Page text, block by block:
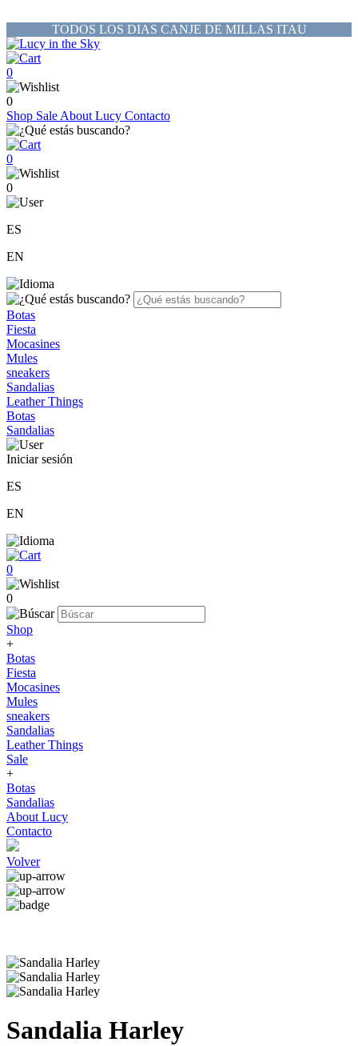
TODOS LOS DIAS CANJE DE MILLAS ITAU
0
0
Shop Sale About Lucy Contacto
0
0
ES
EN
Botas
Fiesta
Mocasines
Mules
sneakers
Sandalias
Leather Things
Botas
Sandalias
Iniciar sesión
ES
EN
0
0
Shop
+
Botas
Fiesta
Mocasines
Mules
sneakers
Sandalias
Leather Things
Sale
+
Botas
Sandalias
About Lucy
Contacto
Volver
Sandalia Harley